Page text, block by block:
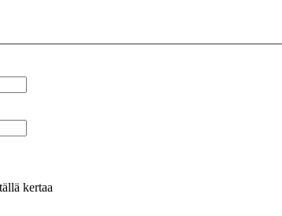
kertaa